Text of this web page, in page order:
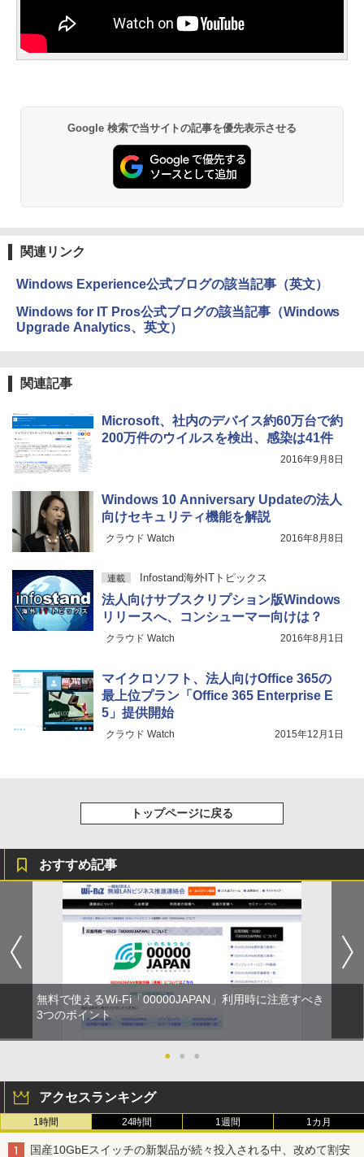
Google 検索で当サイトの記事を優先表示させる
関連リンク
Windows Experience公式ブログの該当記事（英文）
Windows for IT Pros公式ブログの該当記事（Windows
Upgrade Analytics、英文）
関連記事
Microsoft、社内のデバイス約60万台で約
200万件のウイルスを検出、感染は41件
2016年9月8日
Windows 10 Anniversary Updateの法人
向けセキュリティ機能を解説
クラウド Watch 2016年8月8日
連載 Infostand海外ITトピックス
法人向けサブスクリプション版Windows
リリースへ、コンシューマー向けは？
クラウド Watch 2016年8月1日
マイクロソフト、法人向けOffice 365の
最上位プラン「Office 365 Enterprise E
5」提供開始
クラウド Watch 2015年12月1日
トップページに戻る
おすすめ記事
無料で使えるWi-Fi「00000JAPAN」利用時に注意すべき
3つのポイント
● ● ●
アクセスランキング
1時間 24時間 1週間 1カ月
国産10GbEスイッチの新製品が続々投入される中、改めて割安